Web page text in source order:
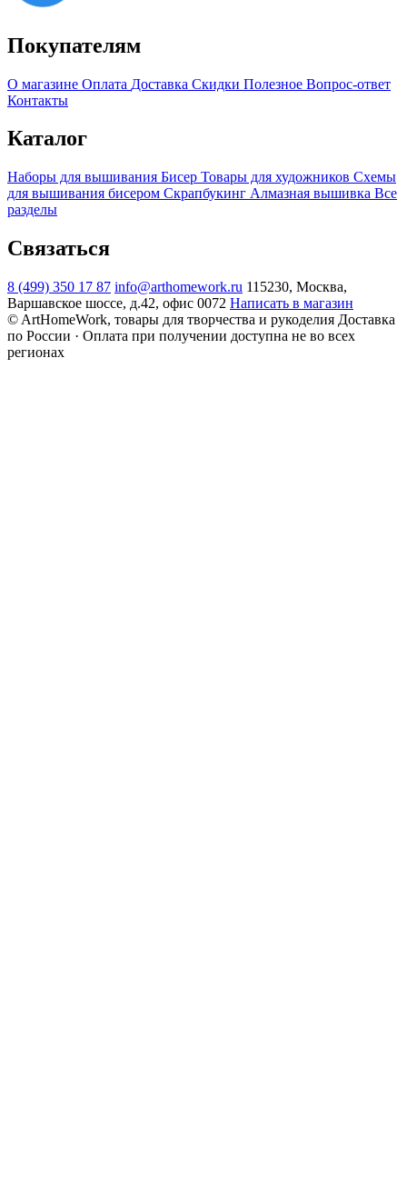
Покупателям
О магазине Оплата Доставка Скидки Полезное Вопрос-ответ
Контакты
Каталог
Наборы для вышивания Бисер Товары для художников Схемы
для вышивания бисером Скрапбукинг Алмазная вышивка Все
разделы
Связаться
8 (499) 350 17 87 info@arthomework.ru 115230, Москва,
Варшавское шоссе, д.42, офис 0072 Написать в магазин
© ArtHomeWork, товары для творчества и рукоделия Доставка
по России · Оплата при получении доступна не во всех
регионах